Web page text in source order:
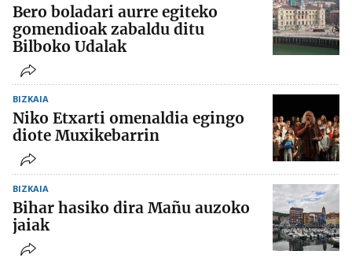
Bero boladari aurre egiteko
gomendioak zabaldu ditu
Bilboko Udalak
BIZKAIA
Niko Etxarti omenaldia egingo
diote Muxikebarrin
BIZKAIA
Bihar hasiko dira Mañu auzoko
jaiak